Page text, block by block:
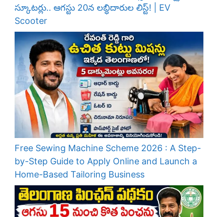
స్కూటర్లు.. ఆగస్టు 20న లబ్ధిదారుల లిస్ట్! | EV
Scooter
Free Sewing Machine Scheme 2026 : A Step-
by-Step Guide to Apply Online and Launch a
Home-Based Tailoring Business